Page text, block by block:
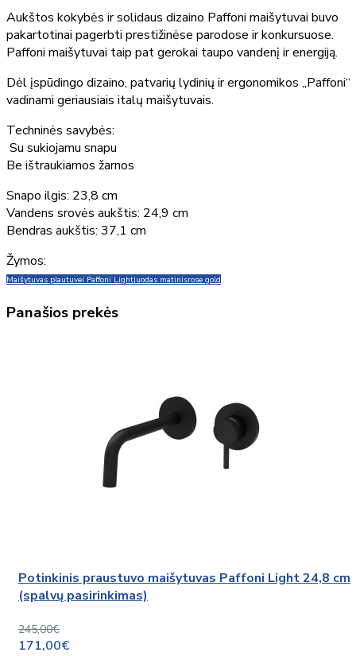
Aukštos kokybės ir solidaus dizaino Paffoni maišytuvai buvo
pakartotinai pagerbti prestižinėse parodose ir konkursuose.
Paffoni maišytuvai taip pat gerokai taupo vandenį ir energiją.
Dėl įspūdingo dizaino, patvarių lydinių ir ergonomikos „Paffoni“
vadinami geriausiais italų maišytuvais.
Techninės savybės:
Su sukiojamu snapu
Be ištraukiamos žarnos
Snapo ilgis: 23,8 cm
Vandens srovės aukštis: 24,9 cm
Bendras aukštis: 37,1 cm
Žymos:
Maišytuvas plautuvei Paffoni Lightjuodas matinisrose gold
Panašios prekės
Potinkinis praustuvo maišytuvas Paffoni Light 24,8 cm
(spalvų pasirinkimas)
245,00€
171,00€